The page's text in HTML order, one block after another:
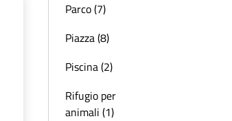
Parco (7)
Piazza (8)
Piscina (2)
Rifugio per
animali (1)